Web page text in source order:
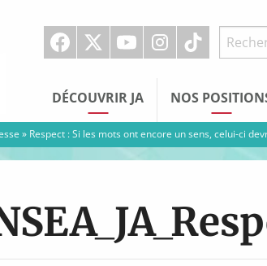
DÉCOUVRIR JA NOS
» Respect : Si les mots ont encore un sens, celui-ci